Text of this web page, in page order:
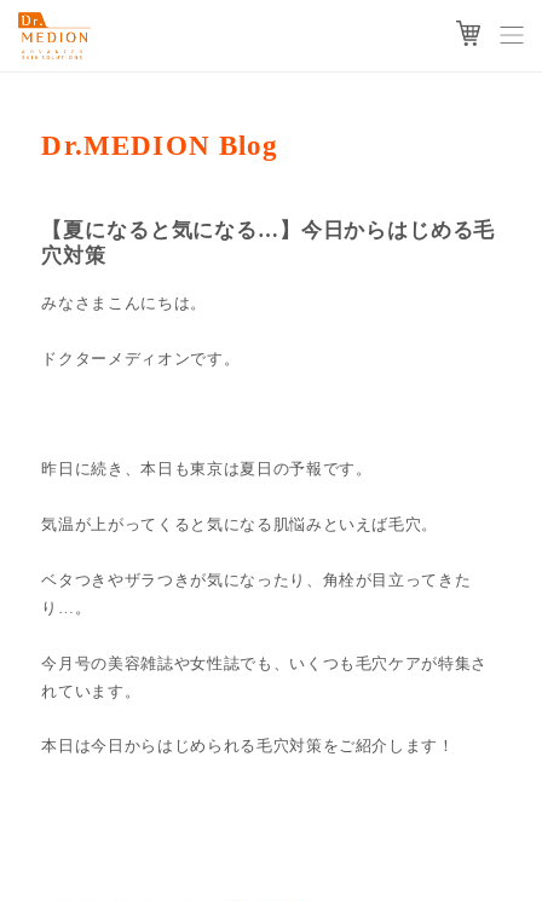
Dr.MEDION Blog
【夏になると気になる…】今日からはじめる毛
穴対策
みなさまこんにちは。
ドクターメディオンです。
昨日に続き、本日も東京は夏日の予報です。
気温が上がってくると気になる肌悩みといえば毛穴。
ベタつきやザラつきが気になったり、角栓が目立ってきた
り…。
今月号の美容雑誌や女性誌でも、いくつも毛穴ケアが特集さ
れています。
本日は今日からはじめられる毛穴対策をご紹介します！